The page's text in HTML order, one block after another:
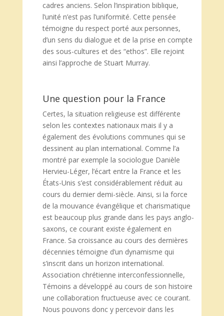
cadres anciens. Selon l’inspiration biblique,
l’unité n’est pas l’uniformité. Cette pensée
témoigne du respect porté aux personnes,
d’un sens du dialogue et de la prise en compte
des sous-cultures et des “ethos”. Elle rejoint
ainsi l’approche de Stuart Murray.
Une question pour la France
Certes, la situation religieuse est différente
selon les contextes nationaux mais il y a
également des évolutions communes qui se
dessinent au plan international. Comme l’a
montré par exemple la sociologue Danièle
Hervieu-Léger, l’écart entre la France et les
États-Unis s’est considérablement réduit au
cours du dernier demi-siècle. Ainsi, si la force
de la mouvance évangélique et charismatique
est beaucoup plus grande dans les pays anglo-
saxons, ce courant existe également en
France. Sa croissance au cours des dernières
décennies témoigne d’un dynamisme qui
s’inscrit dans un horizon international.
Association chrétienne interconfessionnelle,
Témoins a développé au cours de son histoire
une collaboration fructueuse avec ce courant.
Nous pouvons donc y percevoir dans les